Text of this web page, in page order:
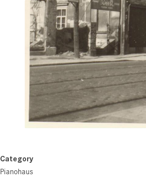
Category
Pianohaus